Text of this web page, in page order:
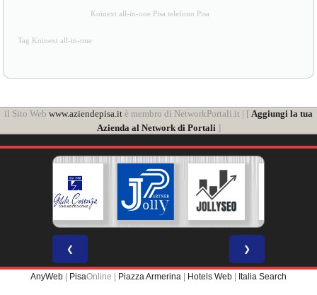
Koinext all-in-one Pisa telefono Pisa
Tag Koinext all-in-one
il Sito Web www.aziendepisa.it è membro di NetworkPortali.it | [ Aggiungi la tua
Azienda al Network di Portali ]
❮ ❯
AnyWeb | PisaOnline | Piazza Armerina | Hotels Web | Italia Search